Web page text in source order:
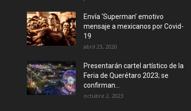
Envía ‘Superman’ emotivo
mensaje a mexicanos por Covid-
19
abril 23, 2020
Presentarán cartel artístico de la
Feria de Querétaro 2023; se
confirman...
octubre 2, 2023